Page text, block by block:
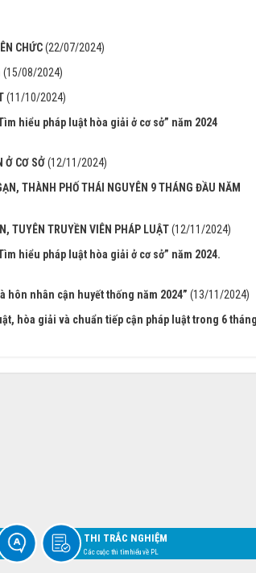
CHỨC(22/07/2024)
(15/08/2024)
(11/10/2024)
hiểu pháp luật hòa giải ở cơ sở” năm 2024
Ở CƠ SỞ(12/11/2024)
THÀNH PHỐ THÁI NGUYÊN 9 THÁNG ĐẦU NĂM
TUYÊN TRUYỀN VIÊN PHÁP LUẬT(12/11/2024)
hiểu pháp luật hòa giải ở cơ sở” năm 2024.
hôn nhân cận huyết thống năm 2024” (13/11/2024)
hòa giải và chuẩn tiếp cận pháp luật trong 6 tháng
THI TRẮC NGHIỆM
Các cuộc thi tìm hiểu về PL